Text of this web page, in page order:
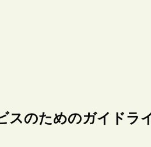
スのためのガイドラ